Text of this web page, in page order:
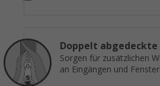
Doppelt abgedeckte
Sorgen für zusätzlichen
an Eingängen und